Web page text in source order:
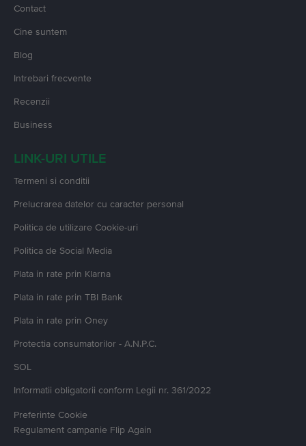
Contact
Cine suntem
Blog
Intrebari frecvente
Recenzii
Business
LINK-URI UTILE
Termeni si conditii
Prelucrarea datelor cu caracter personal
Politica de utilizare Cookie-uri
Politica de Social Media
Plata in rate prin Klarna
Plata in rate prin TBI Bank
Plata in rate prin Oney
Protectia consumatorilor - A.N.P.C.
SOL
Informatii obligatorii conform Legii nr. 361/2022
Preferinte Cookie
Regulament campanie Flip Again